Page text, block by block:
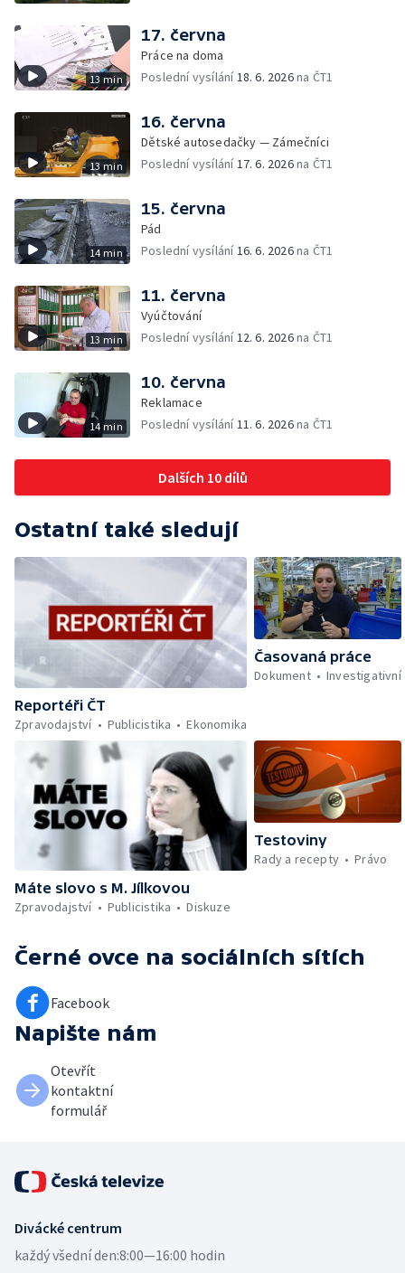
13 min
17. června
Práce na doma
Poslední vysílání18. 6. 2026na ČT1
13 min
16. června
Dětské autosedačky — Zámečníci
Poslední vysílání17. 6. 2026na ČT1
14 min
15. června
Pád
Poslední vysílání16. 6. 2026na ČT1
13 min
11. června
Vyúčtování
Poslední vysílání12. 6. 2026na ČT1
14 min
10. června
Reklamace
Poslední vysílání11. 6. 2026na ČT1
Dalších 10 dílů
Ostatní také sledují
Reportéři ČT
Zpravodajství
Publicistika Ekonomika
Časovaná práce
Dokument
Investigativní
Máte slovo s M. Jílkovou
Zpravodajství
Publicistika Diskuze
Testoviny
Rady a recepty
Právo
Černé ovce na sociálních sítích
Facebook
Napište nám
Otevřít
kontaktní
formulář
Divácké centrum
každý všední den:8:00—16:00 hodin